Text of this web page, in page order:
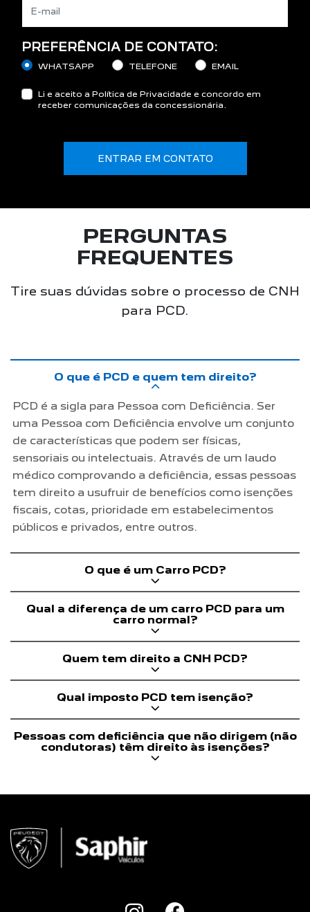
PREFERÊNCIA DE CONTATO:
WHATSAPP TELEFONE EMAIL
Li e aceito a Política de Privacidade e concordo em
receber comunicações da concessionária.
ENTRAR EM CONTATO
PERGUNTAS
FREQUENTES
Tire suas dúvidas sobre o processo de CNH
para PCD.
O que é PCD e quem tem direito?
PCD é a sigla para Pessoa com Deficiência. Ser
uma Pessoa com Deficiência envolve um conjunto
de características que podem ser físicas,
sensoriais ou intelectuais. Através de um laudo
médico comprovando a deficiência, essas pessoas
tem direito a usufruir de benefícios como isenções
fiscais, cotas, prioridade em estabelecimentos
públicos e privados, entre outros.
O que é um Carro PCD?
Qual a diferença de um carro PCD para um
carro normal?
Quem tem direito a CNH PCD?
Qual imposto PCD tem isenção?
Pessoas com deficiência que não dirigem (não
condutoras) têm direito às isenções?